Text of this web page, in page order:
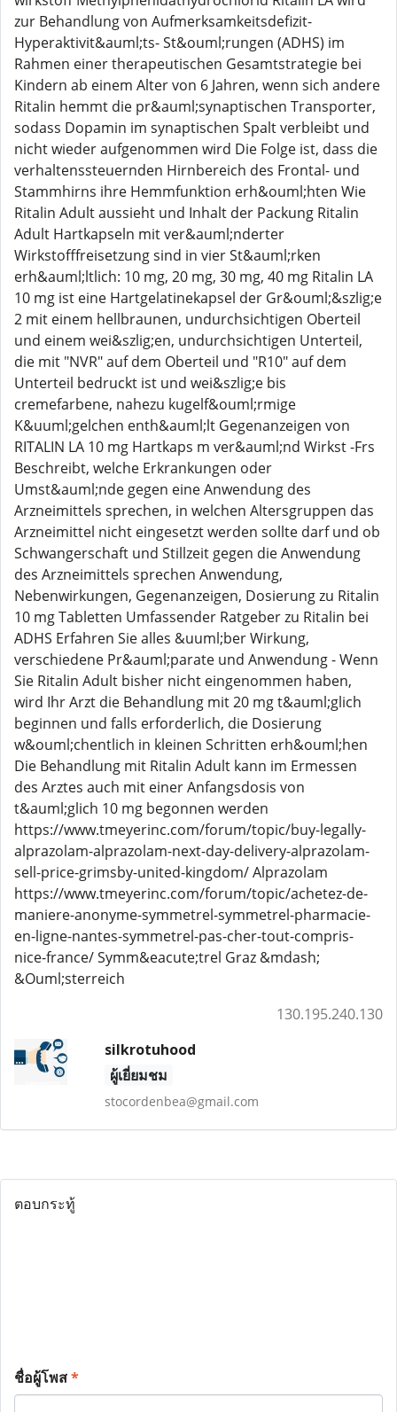
zur Behandlung von Aufmerksamkeitsdefizit-
Hyperaktivit&auml;ts- St&ouml;rungen (ADHS) im
Rahmen einer therapeutischen Gesamtstrategie bei
Kindern ab einem Alter von 6 Jahren, wenn sich andere
Ritalin hemmt die pr&auml;synaptischen Transporter,
sodass Dopamin im synaptischen Spalt verbleibt und
nicht wieder aufgenommen wird Die Folge ist, dass die
verhaltenssteuernden Hirnbereich des Frontal- und
Stammhirns ihre Hemmfunktion erh&ouml;hten Wie
Ritalin Adult aussieht und Inhalt der Packung Ritalin
Adult Hartkapseln mit ver&auml;nderter
Wirkstofffreisetzung sind in vier St&auml;rken
erh&auml;ltlich: 10 mg, 20 mg, 30 mg, 40 mg Ritalin LA
10 mg ist eine Hartgelatinekapsel der Gr&ouml;&szlig;e
2 mit einem hellbraunen, undurchsichtigen Oberteil
und einem wei&szlig;en, undurchsichtigen Unterteil,
die mit "NVR" auf dem Oberteil und "R10" auf dem
Unterteil bedruckt ist und wei&szlig;e bis
cremefarbene, nahezu kugelf&ouml;rmige
K&uuml;gelchen enth&auml;lt Gegenanzeigen von
RITALIN LA 10 mg Hartkaps m ver&auml;nd Wirkst -Frs
Beschreibt, welche Erkrankungen oder
Umst&auml;nde gegen eine Anwendung des
Arzneimittels sprechen, in welchen Altersgruppen das
Arzneimittel nicht eingesetzt werden sollte darf und ob
Schwangerschaft und Stillzeit gegen die Anwendung
des Arzneimittels sprechen Anwendung,
Nebenwirkungen, Gegenanzeigen, Dosierung zu Ritalin
10 mg Tabletten Umfassender Ratgeber zu Ritalin bei
ADHS Erfahren Sie alles &uuml;ber Wirkung,
verschiedene Pr&auml;parate und Anwendung - Wenn
Sie Ritalin Adult bisher nicht eingenommen haben,
wird Ihr Arzt die Behandlung mit 20 mg t&auml;glich
beginnen und falls erforderlich, die Dosierung
w&ouml;chentlich in kleinen Schritten erh&ouml;hen
Die Behandlung mit Ritalin Adult kann im Ermessen
des Arztes auch mit einer Anfangsdosis von
t&auml;glich 10 mg begonnen werden
https://www.tmeyerinc.com/forum/topic/buy-legally-
alprazolam-alprazolam-next-day-delivery-alprazolam-
sell-price-grimsby-united-kingdom/ Alprazolam
https://www.tmeyerinc.com/forum/topic/achetez-de-
maniere-anonyme-symmetrel-symmetrel-pharmacie-
en-ligne-nantes-symmetrel-pas-cher-tout-compris-
nice-france/ Symm&eacute;trel Graz &mdash;
&Ouml;sterreich
130.195.240.130
silkrotuhood
ผู้เยี่ยมชม
stocordenbea@gmail.com
ตอบกระทู้
ชื่อผู้โพส*